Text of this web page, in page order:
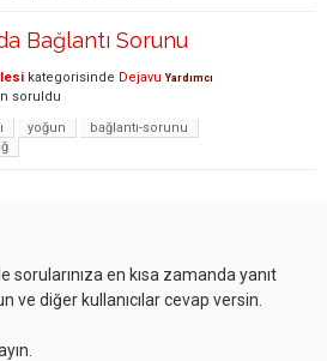
Bağlantı Sorunu
kategorisinde Dejavu Yardımcı
soruldu
yoğun
bağlantı-sorunu
sorularınıza en kısa zamanda yanıt
ve diğer kullanıcılar cevap versin.